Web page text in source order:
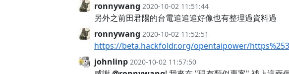
ronnywang 2020-10-02 11:51:44
另外之前田君陽的台電追追追好像也有整理過資料過
ronnywang 2020-10-02 11:52:51
https://beta.hackfoldr.org/opentaipower/
johnlinp 2020-10-02 11:57:50